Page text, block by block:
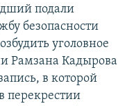
подали
безопасности
уголовное
Рамзана Кадырова
в которой
перекрестии